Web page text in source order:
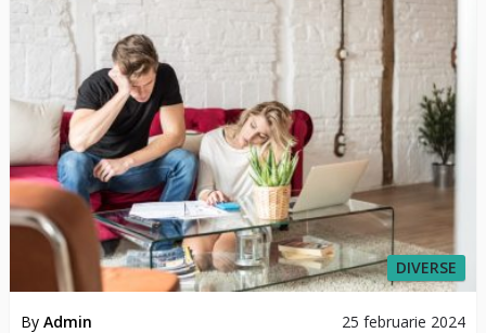
DIVERSE
By Admin 25 februarie 2024